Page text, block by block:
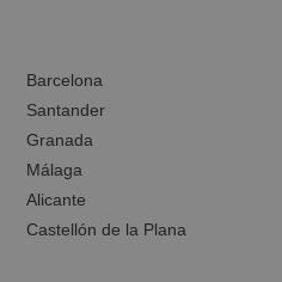
Barcelona
Santander
Granada
Málaga
Alicante
Castellón de la Plana